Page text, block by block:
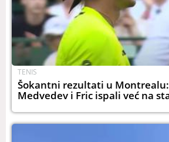
TENIS
Šokantni rezultati u
Medvedev i Fric ispali već na